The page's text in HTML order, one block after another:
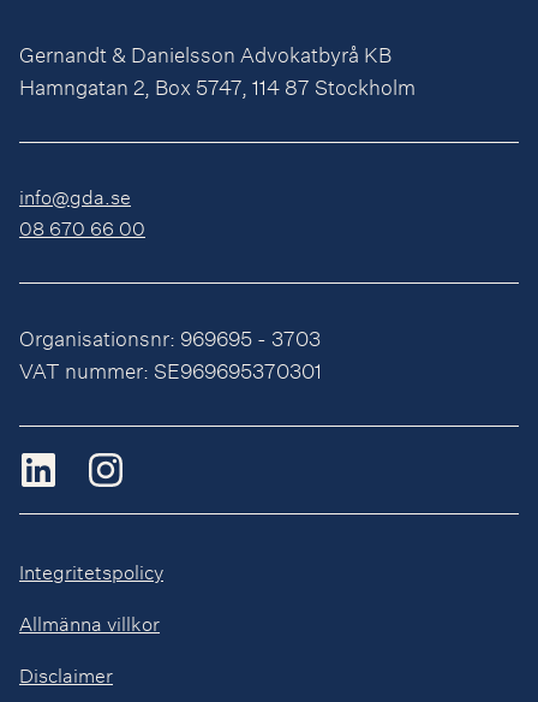
Gernandt & Danielsson Advokatbyrå KB
Hamngatan 2, Box 5747, 114 87 Stockholm
info@gda.se
08 670 66 00
Organisationsnr: 969695 - 3703
VAT nummer: SE969695370301
Integritetspolicy
Allmänna villkor
Disclaimer